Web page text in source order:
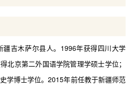
吉木萨尔县人。 1996年获得四川大学
北京第二外国语学院管理学硕士学位；
学博士学位。2015年前任教于新疆师范